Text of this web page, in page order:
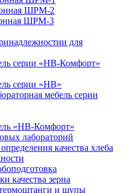
ШРМ-2
ШРМ-3
для
серии «НВ-Комфорт»
серии «НВ»
мебель серии
«НВ-Комфорт»
лабораторий
качества хлеба
качества зерна
и щупы